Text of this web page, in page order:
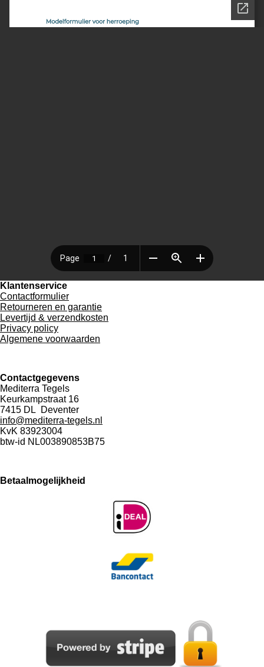
Klantenservice
Contactformulier
Retourneren en garantie
Levertijd & verzendkosten
Privacy policy
Algemene voorwaarden
Contactgegevens
Mediterra Tegels
Keurkampstraat 16
7415 DL Deventer
info@mediterra-tegels.nl
KvK 83923004
btw-id NL003890853B75
Betaalmogelijkheid